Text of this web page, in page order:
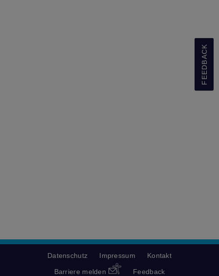
FEEDBACK
Datenschutz Impressum Kontakt
Barriere melden Feedback